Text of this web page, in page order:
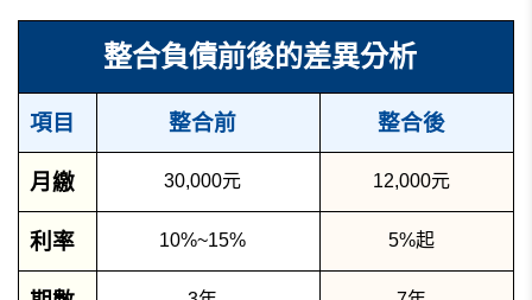
整合負債前後的差異分析
項目 整合前 整合後
月繳 30,000元 12,000元
利率 10%~15% 5%起